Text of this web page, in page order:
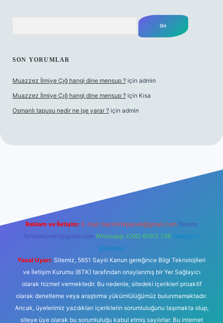
SON YORUMLAR
Muazzez İlmiye Çığ hangi dine mensup ? için admin
Muazzez İlmiye Çığ hangi dine mensup ? için Kısa
Osmanlı tapusu nedir ne işe yarar ? için admin
Reklam ve İletişim: E-mail: backlinkpaneli@gmail.com Teams:
forumhizmeti@gmail.com Whatsapp: 0262 606 0 726 Telegram:
@karabul
Yasal Uyarı: Sitemiz, 5651 Sayılı Kanun gereğince Bilgi Teknolojileri
ve İletişim Kurumu (BTK) tarafından onaylanmış bir Yer Sağlayıcı
olarak hizmet vermektedir. Bu nedenle, sitedeki içerikleri proaktif
olarak denetleme veya araştırma yükümlülüğümüz bulunmamaktadır.
Ancak, üyelerimiz yazdıkları içeriklerin sorumluluğunu taşımakta olup,
siteye üye olarak bu sorumluluğu kabul etmiş sayılırlar. Bu internet